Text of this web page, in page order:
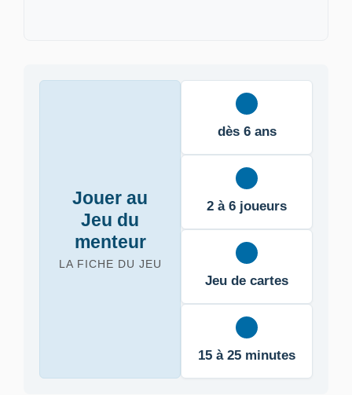
Jouer au
Jeu du
menteur
LA FICHE DU JEU
dès 6 ans
2 à 6 joueurs
Jeu de cartes
15 à 25 minutes